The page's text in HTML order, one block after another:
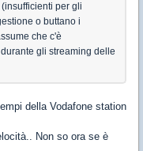
per gli
o buttano i
che c'è
gli streaming delle
della Vodafone station
Non so ora se è